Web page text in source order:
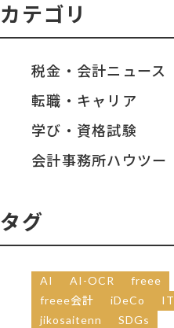
カテゴリ
税金・会計ニュース
転職・キャリア
学び・資格試験
会計事務所ハウツー
タグ
AI AI-OCR
freee
freee会計
iDeCo
IT
jikosaitenn
SDGs